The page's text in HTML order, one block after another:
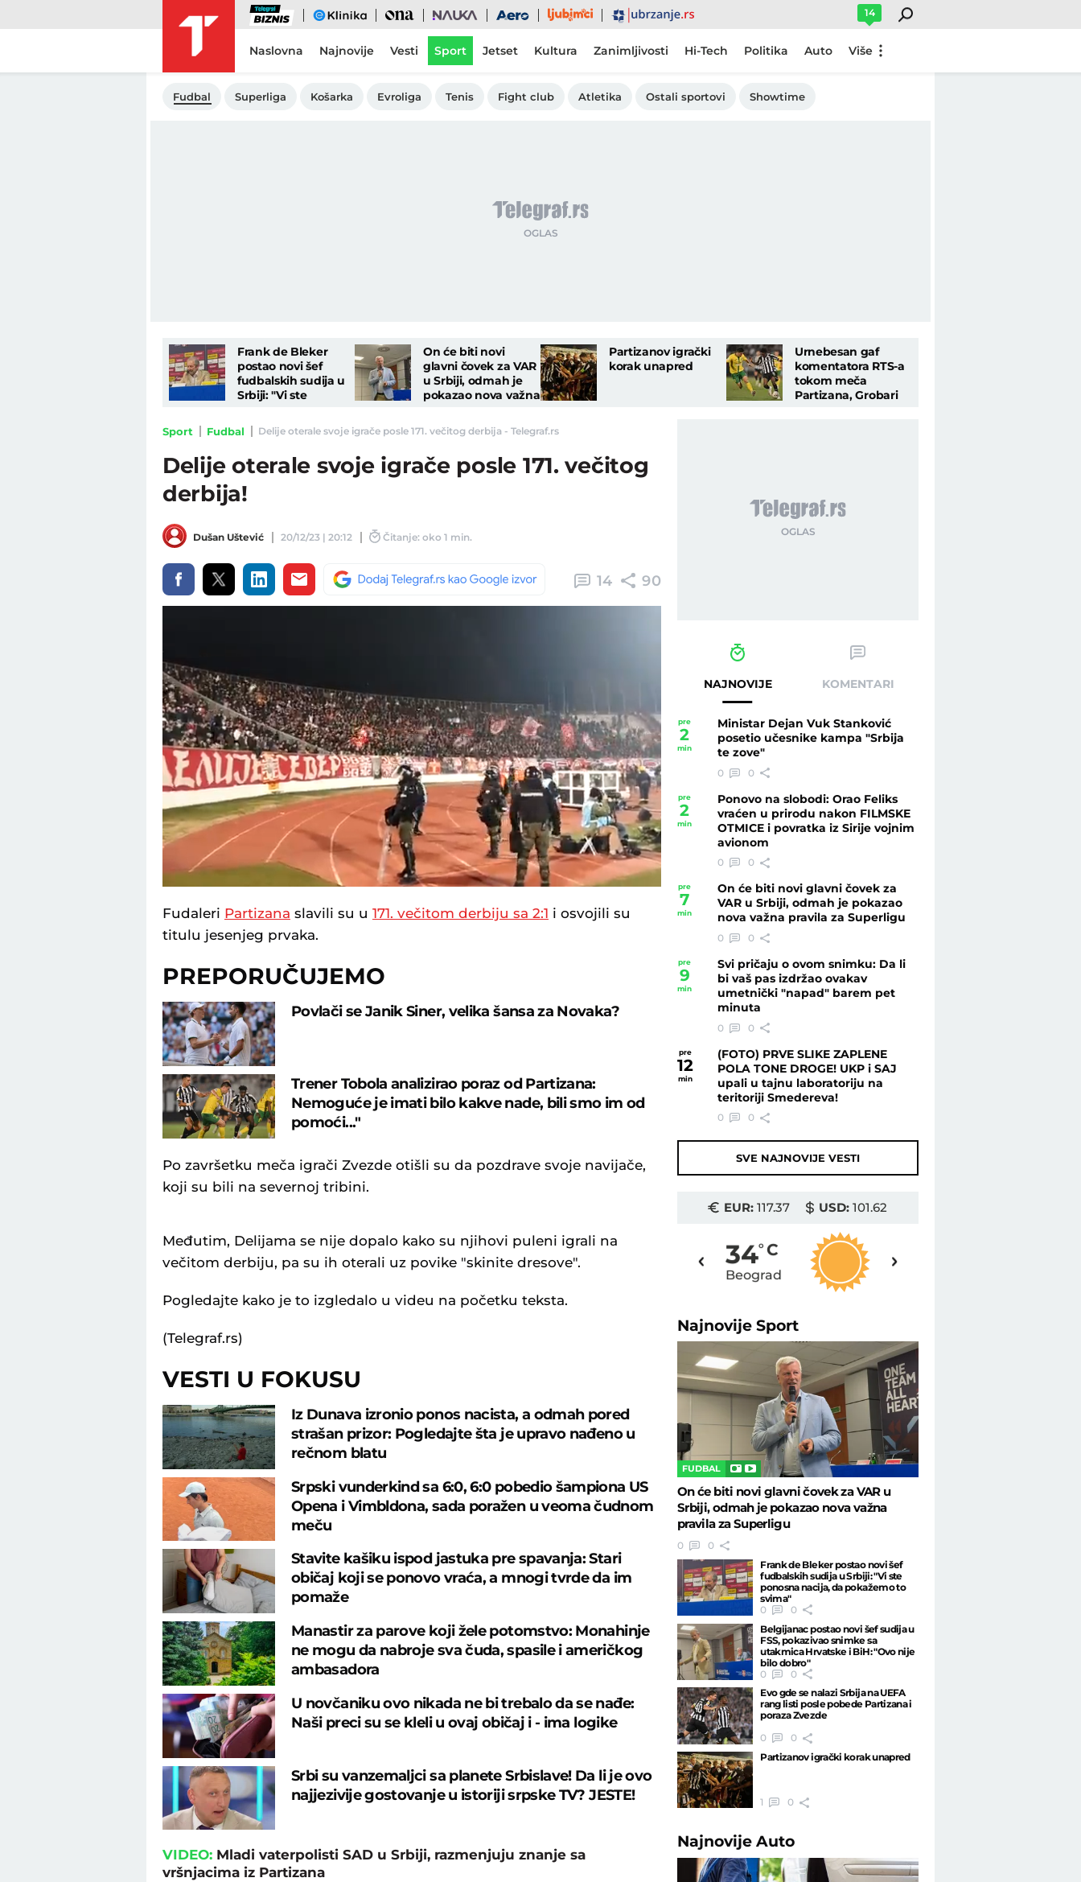
Biznis eKlinika Ona Nauka Aero Ljubimci Ubrzanje 14
Naslovna Najnovije Vesti Sport Jetset Kultura Zanimljivosti Hi-Tech Politika Auto Više
Fudbal Superliga Košarka Evroliga Tenis Fight club Atletika Ostali sportovi Showtime
Frank de Bleker
postao novi šef
fudbalskih sudija u
Srbiji: "Vi ste
pokažemo to svima"
On će biti novi
glavni čovek za VAR
u Srbiji, odmah je
pokazao nova važna
Partizanov igrački
korak unapred
Urnebesan gaf
komentatora RTS-a
tokom meča
Partizana, Grobari
Sport Fudbal Delije oterale svoje igrače posle 171. večitog derbija - Telegraf.rs
Delije oterale svoje igrače posle 171. večitog
derbija!
Dušan Uštević 20/12/23 | 20:12 Čitanje: oko 1 min.
14 90
Loaded:
100.00%
Fudaleri Partizana slavili su u 171. večitom derbiju sa 2:1 i osvojili su
titulu jesenjeg prvaka.
PREPORUČUJEMO
Povlači se Janik Siner, velika šansa za Novaka?
Trener Tobola analizirao poraz od Partizana:
Nemoguće je imati bilo kakve nade, bili smo im od
pomoći..."
Po završetku meča igrači Zvezde otišli su da pozdrave svoje navijače,
koji su bili na severnoj tribini.
Međutim, Delijama se nije dopalo kako su njihovi puleni igrali na
večitom derbiju, pa su ih oterali uz povike "skinite dresove".
Pogledajte kako je to izgledalo u videu na početku teksta.
(Telegraf.rs)
VESTI U FOKUSU
Iz Dunava izronio ponos nacista, a odmah pored
strašan prizor: Pogledajte šta je upravo nađeno u
rečnom blatu
Srpski vunderkind sa 6:0, 6:0 pobedio šampiona US
Opena i Vimbldona, sada poražen u veoma čudnom
meču
Stavite kašiku ispod jastuka pre spavanja: Stari
običaj koji se ponovo vraća, a mnogi tvrde da im
pomaže
Manastir za parove koji žele potomstvo: Monahinje
ne mogu da nabroje sva čuda, spasile i američkog
ambasadora
U novčaniku ovo nikada ne bi trebalo da se nađe:
Naši preci su se kleli u ovaj običaj i - ima logike
Srbi su vanzemaljci sa planete Srbislave! Da li je ovo
najjezivije gostovanje u istoriji srpske TV? JESTE!
VIDEO: Mladi vaterpolisti SAD u Srbiji, razmenjuju znanje sa
vršnjacima iz Partizana
NAJNOVIJE KOMENTARI
pre
2
min
Ministar Dejan Vuk Stanković
posetio učesnike kampa "Srbija
te zove"
0 0
pre
2
min
Ponovo na slobodi: Orao Feliks
vraćen u prirodu nakon FILMSKE
OTMICE i povratka iz Sirije vojnim
avionom
0 0
pre
7
min
On će biti novi glavni čovek za
VAR u Srbiji, odmah je pokazao
nova važna pravila za Superligu
0 0
pre
9
min
Svi pričaju o ovom snimku: Da li
bi vaš pas izdržao ovakav
umetnički "napad" barem pet
minuta
0 0
pre
12
min
(FOTO) PRVE SLIKE ZAPLENE
POLA TONE DROGE! UKP i SAJ
upali u tajnu laboratoriju na
teritoriji Smedereva!
0 0
SVE NAJNOVIJE VESTI
EUR:117.37 USD: 101.62
30o C 34o C
Beograd
NajnovijeSport
FUDBAL
On će biti novi glavni čovek za VAR u
Srbiji, odmah je pokazao nova važna
pravila za Superligu
0
0
Frank de Bleker postao novi šef
fudbalskih sudija u Srbiji: "Vi ste
ponosna nacija, da pokažemo to
svima"
0
0
Belgijanac postao novi šef sudija u
FSS, pokazivao snimke sa
utakmica Hrvatske i BiH: "Ovo nije
bilo dobro"
0
0
Evo gde se nalazi Srbija na UEFA
rang listi posle pobede Partizana i
poraza Zvezde
0
0
Partizanov igrački korak unapred
1 0
NajnovijeAuto